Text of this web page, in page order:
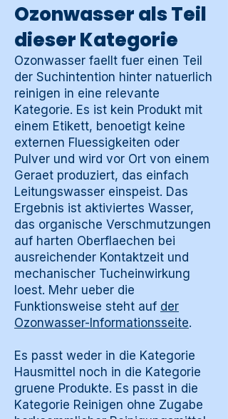
Ozonwasser als Teil
dieser Kategorie
Ozonwasser faellt fuer einen Teil
der Suchintention hinter natuerlich
reinigen in eine relevante
Kategorie. Es ist kein Produkt mit
einem Etikett, benoetigt keine
externen Fluessigkeiten oder
Pulver und wird vor Ort von einem
Geraet produziert, das einfach
Leitungswasser einspeist. Das
Ergebnis ist aktiviertes Wasser,
das organische Verschmutzungen
auf harten Oberflaechen bei
ausreichender Kontaktzeit und
mechanischer Tucheinwirkung
loest. Mehr ueber die
Funktionsweise steht auf der
Ozonwasser-Informationsseite.
Es passt weder in die Kategorie
Hausmittel noch in die Kategorie
gruene Produkte. Es passt in die
Kategorie Reinigen ohne Zugabe